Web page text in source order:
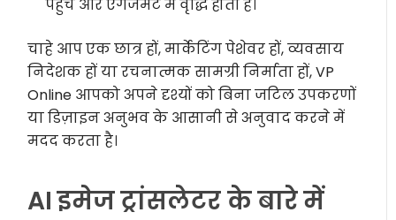
पहुंच और एंगेजमेंट में वृद्धि होती है।
चाहे आप एक छात्र हों, मार्केटिंग पेशेवर हों, व्यवसाय
निदेशक हों या रचनात्मक सामग्री निर्माता हों, VP
Online आपको अपने दृश्यों को बिना जटिल उपकरणों
या डिज़ाइन अनुभव के आसानी से अनुवाद करने में
मदद करता है।
AI इमेज ट्रांसलेटर के बारे में